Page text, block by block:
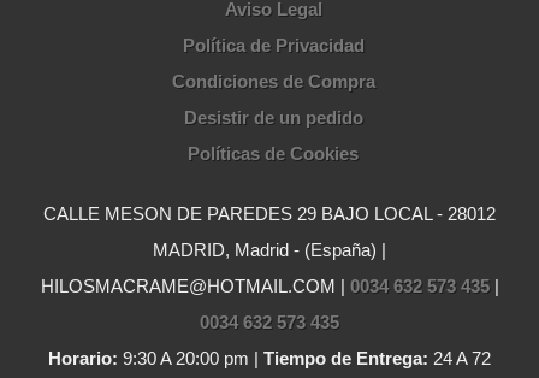
Aviso Legal
Política de Privacidad
Condiciones de Compra
Desistir de un pedido
Políticas de Cookies
CALLE MESON DE PAREDES 29 BAJO LOCAL - 28012
MADRID, Madrid - (España) |
HILOSMACRAME@HOTMAIL.COM | 0034 632 573 435|
0034 632 573 435
Horario: 9:30 A 20:00 pm | Tiempo de Entrega: 24 A 72